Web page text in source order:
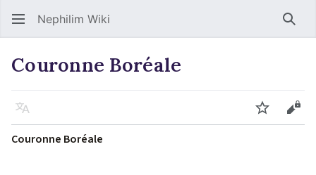
Nephilim Wiki
Couronne Boréale
Langue Suivre
Couronne Boréale